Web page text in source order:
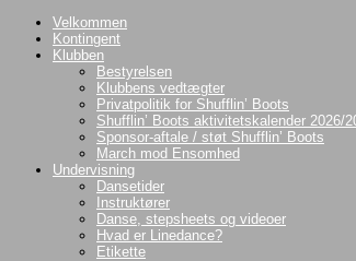
Videre
indhold
Velkommen
Kontingent
Klubben
Bestyrelsen
Klubbens vedtægter
Privatpolitik for Shufflin’ Boots
Shufflin’ Boots aktivitetskalender 2026/
Sponsor-aftale / støt Shufflin’ Boots
March mod Ensomhed
Undervisning
Dansetider
Instruktører
Danse, stepsheets og videoer
Hvad er Linedance?
Etikette